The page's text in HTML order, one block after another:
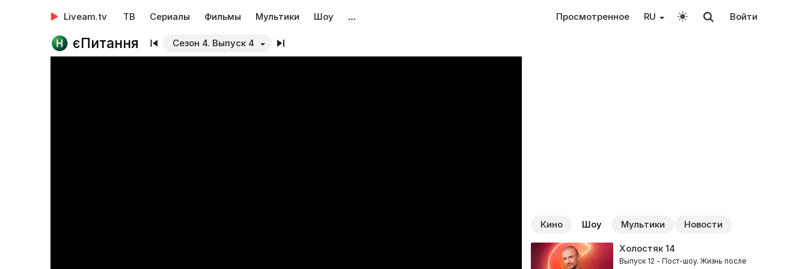
Liveam.tv ТВ Сериалы Фильмы Мультики Шоу … Просмотренное RU Войти
єПитання Сезон 4. Выпуск 4
Кино Шоу Мультики Новости
Холостяк14
Выпуск 12 - Пост-шоу. Жизнь после